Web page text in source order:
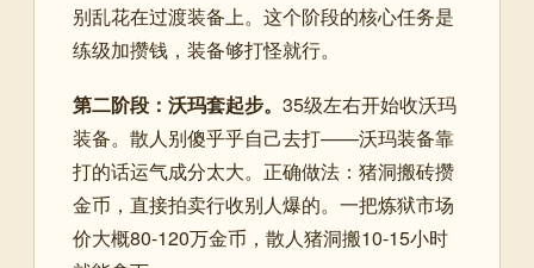
别乱花在过渡装备上。这个阶段的核心任务是
练级加攒钱，装备够打怪就行。
第二阶段：沃玛套起步。 35级左右开始收沃玛
装备。散人别傻乎乎自己去打——沃玛装备靠
打的话运气成分太大。正确做法：猪洞搬砖攒
金币，直接拍卖行收别人爆的。一把炼狱市场
价大概80-120万金币，散人猪洞搬10-15小时